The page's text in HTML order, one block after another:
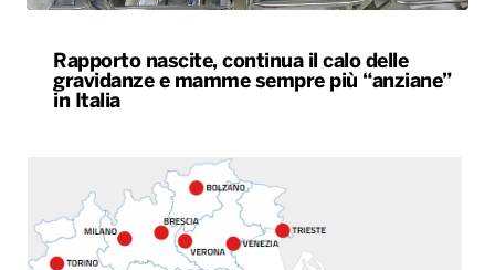
Rapporto nascite, continua il calo delle
gravidanze e mamme sempre più “anziane”
in Italia